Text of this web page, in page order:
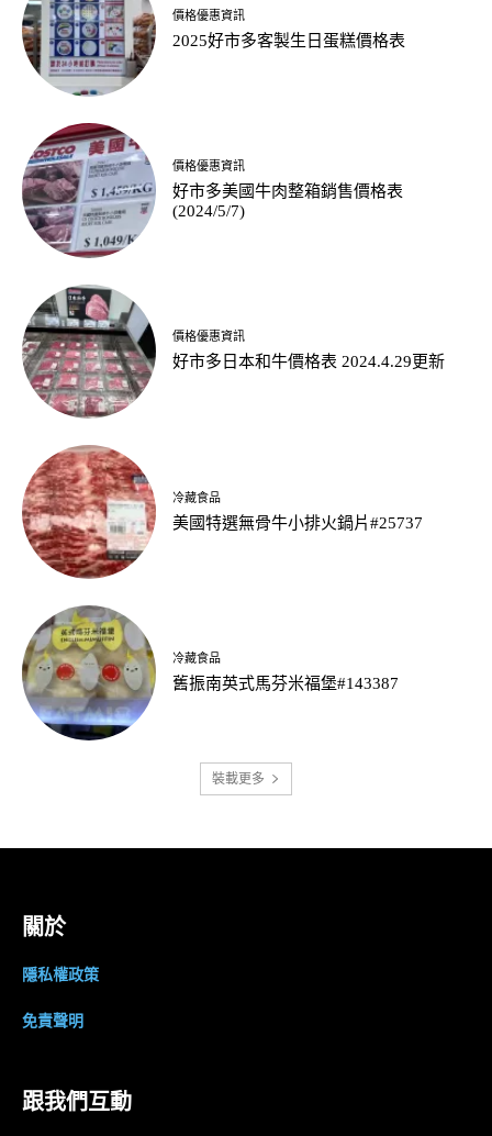
價格優惠資訊
2025好市多客製生日蛋糕價格表
價格優惠資訊
好市多美國牛肉整箱銷售價格表
(2024/5/7)
價格優惠資訊
好市多日本和牛價格表 2024.4.29更新
冷藏食品
美國特選無骨牛小排火鍋片#25737
冷藏食品
舊振南英式馬芬米福堡#143387
裝載更多
關於
隱私權政策
免責聲明
跟我們互動